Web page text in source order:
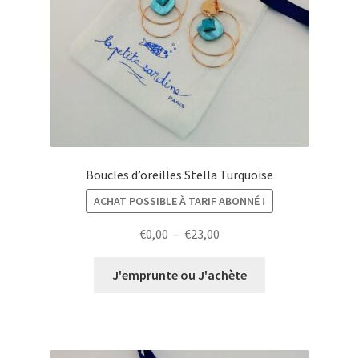
Boucles d’oreilles Stella Turquoise
ACHAT POSSIBLE À TARIF ABONNÉ !
€0,00 – €23,00
prix :
J'emprunte ou J'achète